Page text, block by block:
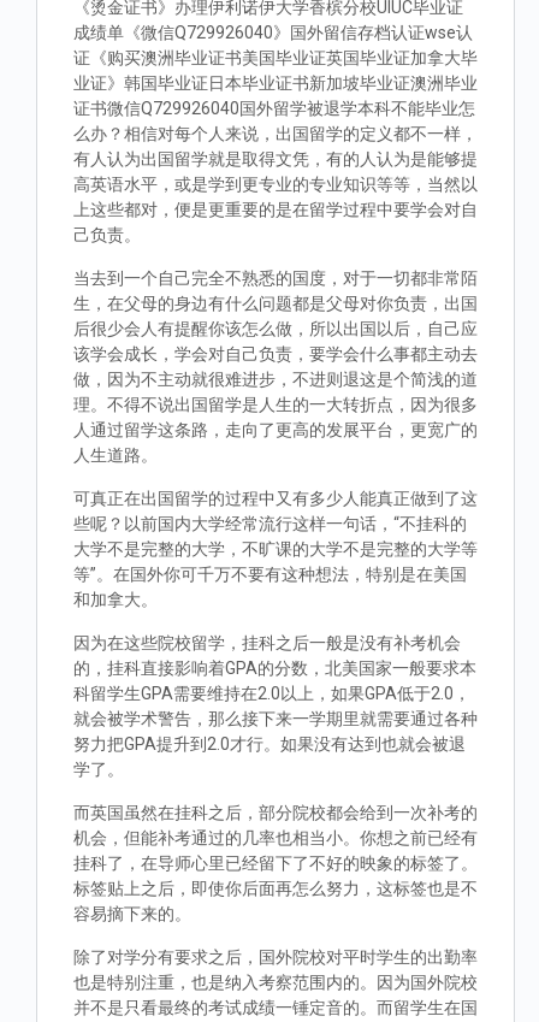
《烫金证书》办理伊利诺伊大学香槟分校UIUC毕业证
成绩单《微信Q729926040》国外留信存档认证wse认
证《购买澳洲毕业证书美国毕业证英国毕业证加拿大毕
业证》韩国毕业证日本毕业证书新加坡毕业证澳洲毕业
证书微信Q729926040国外留学被退学本科不能毕业怎
么办？相信对每个人来说，出国留学的定义都不一样，
有人认为出国留学就是取得文凭，有的人认为是能够提
高英语水平，或是学到更专业的专业知识等等，当然以
上这些都对，便是更重要的是在留学过程中要学会对自
己负责。
当去到一个自己完全不熟悉的国度，对于一切都非常陌
生，在父母的身边有什么问题都是父母对你负责，出国
后很少会人有提醒你该怎么做，所以出国以后，自己应
该学会成长，学会对自己负责，要学会什么事都主动去
做，因为不主动就很难进步，不进则退这是个简浅的道
理。不得不说出国留学是人生的一大转折点，因为很多
人通过留学这条路，走向了更高的发展平台，更宽广的
人生道路。
可真正在出国留学的过程中又有多少人能真正做到了这
些呢？以前国内大学经常流行这样一句话，“不挂科的
大学不是完整的大学，不旷课的大学不是完整的大学等
等”。在国外你可千万不要有这种想法，特别是在美国
和加拿大。
因为在这些院校留学，挂科之后一般是没有补考机会
的，挂科直接影响着GPA的分数，北美国家一般要求本
科留学生GPA需要维持在2.0以上，如果GPA低于2.0，
就会被学术警告，那么接下来一学期里就需要通过各种
努力把GPA提升到2.0才行。如果没有达到也就会被退
学了。
而英国虽然在挂科之后，部分院校都会给到一次补考的
机会，但能补考通过的几率也相当小。你想之前已经有
挂科了，在导师心里已经留下了不好的映象的标签了。
标签贴上之后，即使你后面再怎么努力，这标签也是不
容易摘下来的。
除了对学分有要求之后，国外院校对平时学生的出勤率
也是特别注重，也是纳入考察范围内的。因为国外院校
并不是只看最终的考试成绩一锤定音的。而留学生在国